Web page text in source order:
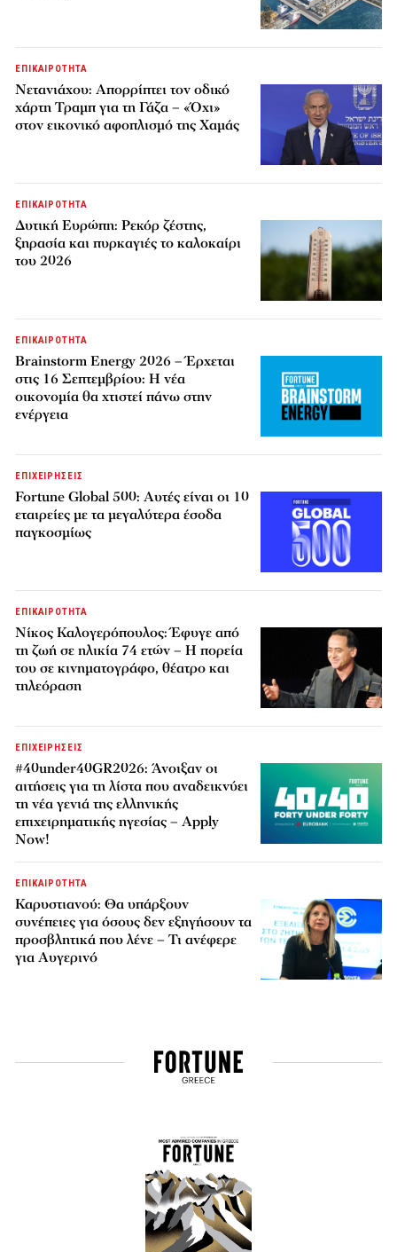
ΕΠΙΚΑΙΡΟΤΗΤΑ
Νετανιάχου: Απορρίπτει τον οδικό
χάρτη Τραμπ για τη Γάζα – «Όχι»
στον εικονικό αφοπλισμό της Χαμάς
ΕΠΙΚΑΙΡΟΤΗΤΑ
Δυτική Ευρώπη: Ρεκόρ ζέστης,
ξηρασία και πυρκαγιές το καλοκαίρι
του 2026
ΕΠΙΚΑΙΡΟΤΗΤΑ
Brainstorm Energy 2026 – Έρχεται
στις 16 Σεπτεμβρίου: Η νέα
οικονομία θα χτιστεί πάνω στην
ενέργεια
ΕΠΙΧΕΙΡΗΣΕΙΣ
Fortune Global 500: Αυτές είναι οι 10
εταιρείες με τα μεγαλύτερα έσοδα
παγκοσμίως
ΕΠΙΚΑΙΡΟΤΗΤΑ
Νίκος Καλογερόπουλος: Έφυγε από
τη ζωή σε ηλικία 74 ετών – Η πορεία
του σε κινηματογράφο, θέατρο και
τηλεόραση
ΕΠΙΧΕΙΡΗΣΕΙΣ
#40under40GR2026: Άνοιξαν οι
αιτήσεις για τη λίστα που αναδεικνύει
τη νέα γενιά της ελληνικής
επιχειρηματικής ηγεσίας – Apply
Now!
ΕΠΙΚΑΙΡΟΤΗΤΑ
Καρυστιανού: Θα υπάρξουν
συνέπειες για όσους δεν εξηγήσουν τα
προσβλητικά που λένε – Τι ανέφερε
για Αυγερινό